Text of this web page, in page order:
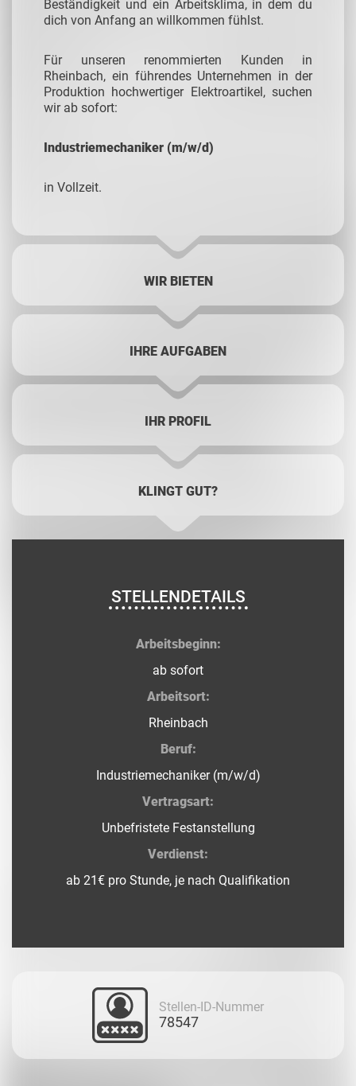
Beständigkeit und ein Arbeitsklima, in dem du
dich von Anfang an willkommen fühlst.
Für unseren renommierten Kunden in
Rheinbach, ein führendes Unternehmen in der
Produktion hochwertiger Elektroartikel, suchen
wir ab sofort:
Industriemechaniker (m/w/d)
in Vollzeit.
WIR BIETEN
IHRE AUFGABEN
IHR PROFIL
KLINGT GUT?
STELLENDETAILS
Arbeitsbeginn:
ab sofort
Arbeitsort:
Rheinbach
Beruf:
Industriemechaniker (m/w/d)
Vertragsart:
Unbefristete Festanstellung
Verdienst:
ab 21€ pro Stunde, je nach Qualifikation
Stellen-ID-Nummer
78547